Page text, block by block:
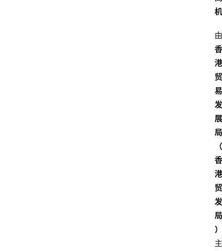
机
由
香
港
贸
易
发
展
局
（
香
港
贸
发
局
）
主